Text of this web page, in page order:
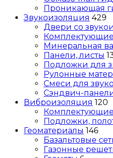
Проникающая
Звукоизоляция 429
Двери со
Минеральная
Панели, листы
Подложки для
Рулонные
Смеси для
Сэндвич-
Виброизоляция 120
Подложки,
Геоматериалы 146
Базальтовые
Газонные